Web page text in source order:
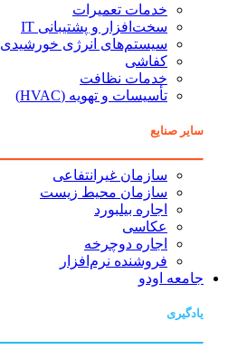
خدمات تعمیرات
سخت‌افزار و پشتیبانی IT
سیستم‌های انرژی خورشیدی
کفاشی
خدمات نظافت
تأسیسات و تهویه (HVAC)
سایر صنایع
سازمان غیرانتفاعی
سازمان محیط زیست
اجاره بیلبورد
عکاسی
اجاره دوچرخه
فروشنده نرم‌افزار
جامعه اودو
یادگیری